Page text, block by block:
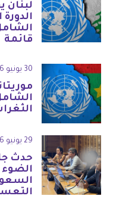
لبنان
قائمة
30 يونيو 2026
29 يونيو 2026
حدث
الضوء